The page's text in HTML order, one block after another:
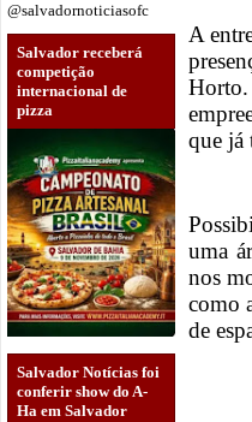
@salvadornoticiasofc
Salvador receberá
competição
internacional de
pizza
Salvador Notícias foi
conferir show do A-
Ha em Salvador
A
que
uma
nos
como
de